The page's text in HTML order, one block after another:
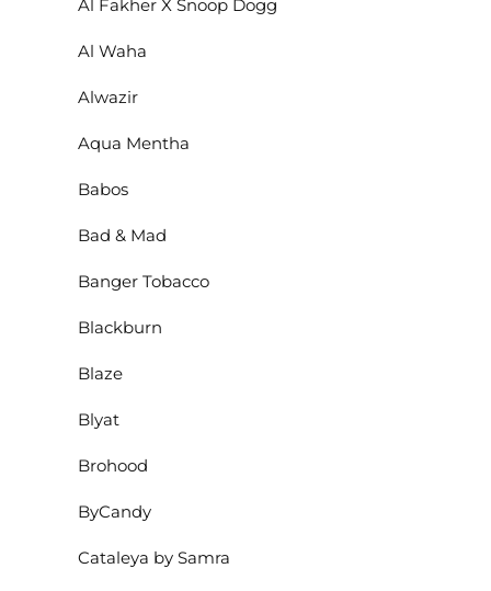
Al Fakher X Snoop Dogg
Al Waha
Alwazir
Aqua Mentha
Babos
Bad & Mad
Banger Tobacco
Blackburn
Blaze
Blyat
Brohood
ByCandy
Cataleya by Samra